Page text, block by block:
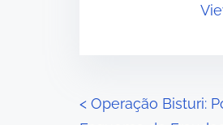
P
< Operação Bisturi: